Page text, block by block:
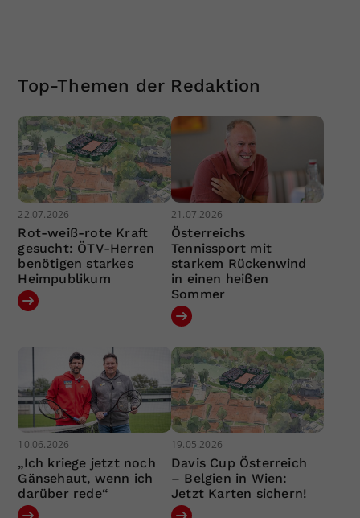
Top-Themen der Redaktion
22.07.2026
Rot-weiß-rote Kraft
gesucht: ÖTV-Herren
benötigen starkes
Heimpublikum
21.07.2026
Österreichs
Tennissport mit
starkem Rückenwind
in einen heißen
Sommer
10.06.2026
„Ich kriege jetzt noch
Gänsehaut, wenn ich
darüber rede“
19.05.2026
Davis Cup Österreich
– Belgien in Wien:
Jetzt Karten sichern!